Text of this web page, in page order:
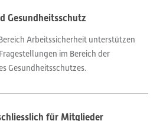
Gesundheitsschutz
Arbeitssicherheit unterstützen
im Bereich der
Gesundheitsschutzes.
für Mitglieder